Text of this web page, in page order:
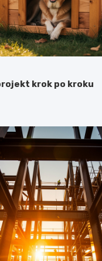
krok po kroku